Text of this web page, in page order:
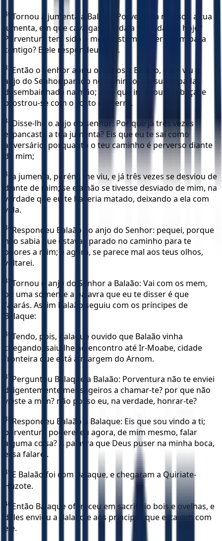
30 Tornou a jumenta a Balaão: Porventura não sou a tua
jumenta, em que cavalgaste toda a tua vida até hoje?
Porventura tem sido o meu costume fazer assim para
contigo? E ele respondeu: Não.
31
Então o Senhor abriu os olhos a Balaão, e ele viu o
anjo do Senhor parado no caminho, e a sua espada
desembainhada na mão; pelo que inclinou a cabeça, e
prostrou-se com o rosto em terra.
32 Disse-lhe o anjo do senhor: Por que já três vezes
espancaste a tua jumenta? Eis que eu te saí como
adversário, porquanto o teu caminho é perverso diante
de mim;
33 a jumenta, porém, me viu, e já três vezes se desviou de
diante de mim; se ela não se tivesse desviado de mim, na
verdade que eu te haveria matado, deixando a ela com
vida.
34 Respondeu Balaão ao anjo do Senhor: pequei, porque
não sabia que estavas parado no caminho para te
opores a mim; e agora, se parece mal aos teus olhos,
voltarei.
35 Tornou o anjo do Senhor a Balaão: Vai com os mem,
ou uma somente a palavra que eu te disser é que
falarás. Assim Balaão seguiu com os príncipes de
Balaque:
36 Tendo, pois, Balaque ouvido que Balaão vinha
chegando, saiu-lhe ao encontro até Ir-Moabe, cidade
fronteira que está à margem do Arnom.
37 Perguntou Balaque a Balaão: Porventura não te enviei
diligentemente mensageiros a chamar-te? por que não
vieste a mim? não posso eu, na verdade, honrar-te?
38 Respondeu Balaão a Balaque: Eis que sou vindo a ti;
porventura poderei eu agora, de mim mesmo, falar
alguma coisa? A palavra que Deus puser na minha boca,
essa falarei.
39 E Balaão foi com Balaque, e chegaram a Quiriate-
Huzote.
40 Então Balaque ofereceu em sacrifício bois e ovelhas, e
deles enviou a Balaão e aos príncipes que estavam com
ele.